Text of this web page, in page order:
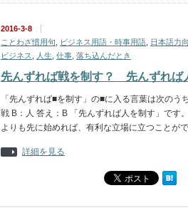
2016-3-8
ことわざ慣用句
ビジネス用語・時事用語 日本語力
ビジネス
人生 仕事 落ち込んだとき
先んずれば戦を制す？ 先んずれば
「先んずれば■を制す」の■に入る言葉は次のう
戦 B：人 答え：B 「先んずれば人を制す」です
よりも先に始めれば、有利な立場に立つことが
詳細を見る